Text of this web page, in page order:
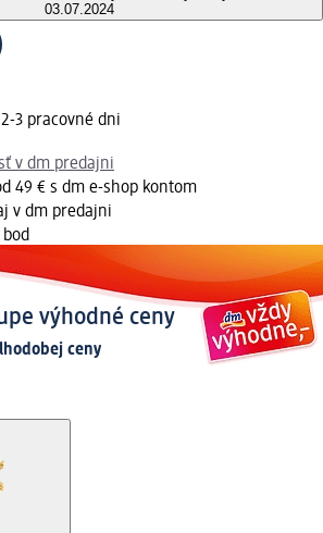
03.07.2024
3 pracovné dni
v dm predajni
49 € s dm e-shop kontom
v dm predajni
bod
výhodné ceny
ceny